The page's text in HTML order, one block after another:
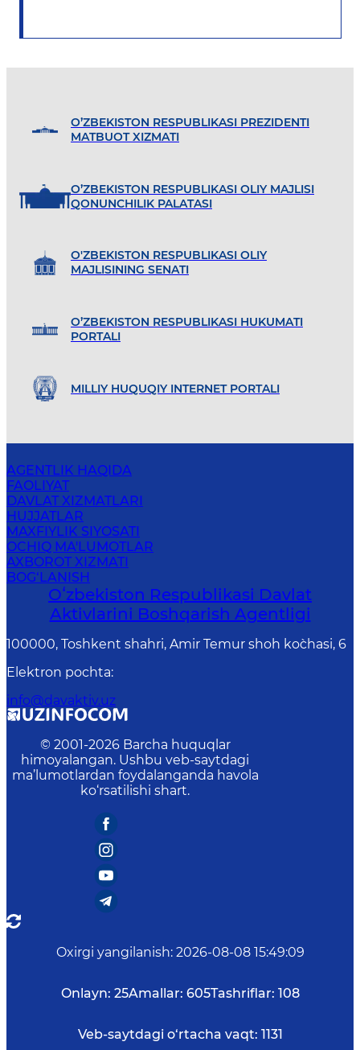
O’ZBEKISTON RESPUBLIKASI PREZIDENTI
MATBUOT XIZMATI
O’ZBEKISTON RESPUBLIKASI OLIY MAJLISI
QONUNCHILIK PALATASI
O'ZBEKISTON RESPUBLIKASI OLIY
MAJLISINING SENATI
O’ZBEKISTON RESPUBLIKASI HUKUMATI
PORTALI
MILLIY HUQUQIY INTERNET PORTALI
AGENTLIK HAQIDA
FAOLIYAT
DAVLAT XIZMATLARI
HUJJATLAR
MAXFIYLIK SIYOSATI
OCHIQ MA'LUMOTLAR
AXBOROT XIZMATI
BOG‘LANISH
Oʻzbekiston Respublikasi Davlat
Aktivlarini Boshqarish Agentligi
100000, Toshkent shahri, Amir Temur shoh ko`chasi, 6
Elektron pochta:
info@davaktiv.uz
© 2001-2026 Barcha huquqlar
himoyalangan. Ushbu veb-saytdagi
ma’lumotlardan foydalanganda havola
ko‘rsatilishi shart.
Oxirgi yangilanish: 2026-08-08 15:49:09
Onlayn: 25Amallar: 605Tashriflar: 108
Veb-saytdagi o‘rtacha vaqt: 1131